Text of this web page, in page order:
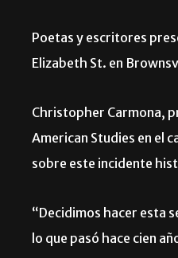
Poetas y escritores
Elizabeth St. en
Christopher Carmona,
American Studies en el
sobre este incidente
“Decidimos hacer esta
lo que pasó hace cien